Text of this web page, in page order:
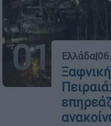
01 Ελλάδα|